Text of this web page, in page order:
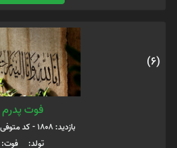
(6)
فوت پدرم
بازدید: 1808 - کد متوفی: 34545
تولد: فوت: